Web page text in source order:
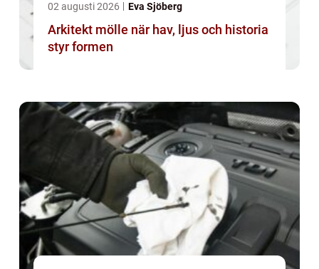
02 augusti 2026 Eva Sjöberg
Arkitekt mölle när hav, ljus och historia
styr formen